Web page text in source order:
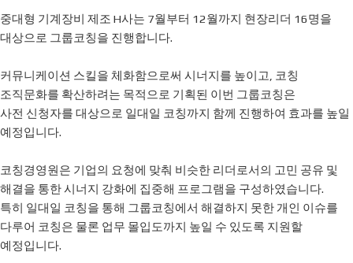
중대형 기계장비 제조 H사는 7월부터 12월까지 현장리더 16명을
대상으로 그룹코칭을 진행합니다.
커뮤니케이션 스킬을 체화함으로써 시너지를 높이고, 코칭
조직문화를 확산하려는 목적으로 기획된 이번 그룹코칭은
사전 신청자를 대상으로 일대일 코칭까지 함께 진행하여 효과를 높일
예정입니다.
코칭경영원은 기업의 요청에 맞춰 비슷한 리더로서의 고민 공유 및
해결을 통한 시너지 강화에 집중해 프로그램을 구성하였습니다.
특히 일대일 코칭을 통해 그룹코칭에서 해결하지 못한 개인 이슈를
다루어 코칭은 물론 업무 몰입도까지 높일 수 있도록 지원할
예정입니다.